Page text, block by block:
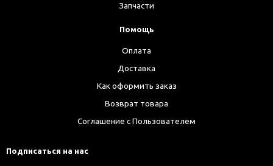
Запчасти
Помощь
Оплата
Доставка
Как оформить заказ
Возврат товара
Соглашение с Пользователем
Подписаться на нас